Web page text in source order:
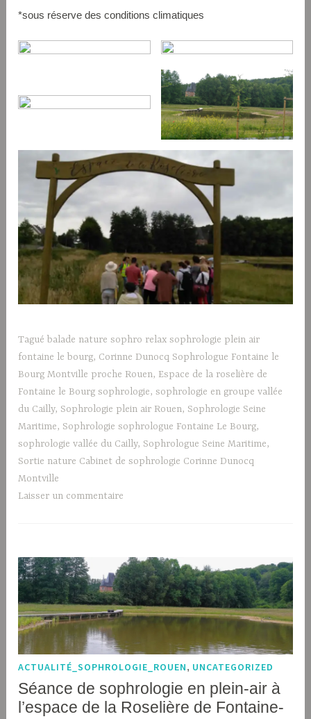
*sous réserve des conditions climatiques
Tagué balade nature sophro relax sophrologie plein air
fontaine le bourg, Corinne Dunocq Sophrologue Fontaine le
Bourg Montville proche Rouen, Espace de la roselière de
Fontaine le Bourg sophrologie,sophrologie en groupe vallée
du Cailly, Sophrologie plein air Rouen, Sophrologie Seine
Maritime, Sophrologie sophrologue Fontaine Le Bourg,
sophrologie vallée du Cailly, Sophrologue Seine Maritime,
Sortie nature Cabinet de sophrologie Corinne Dunocq
Montville
Laisser un commentaire
ACTUALITÉ_SOPHROLOGIE_ROUEN, UNCATEGORIZED
Séance de sophrologie en plein-air à
l’espace de la Roselière de Fontaine-